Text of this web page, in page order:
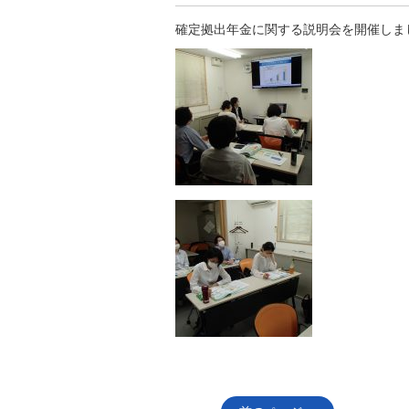
確定拠出年金に関する説明会を開催しま